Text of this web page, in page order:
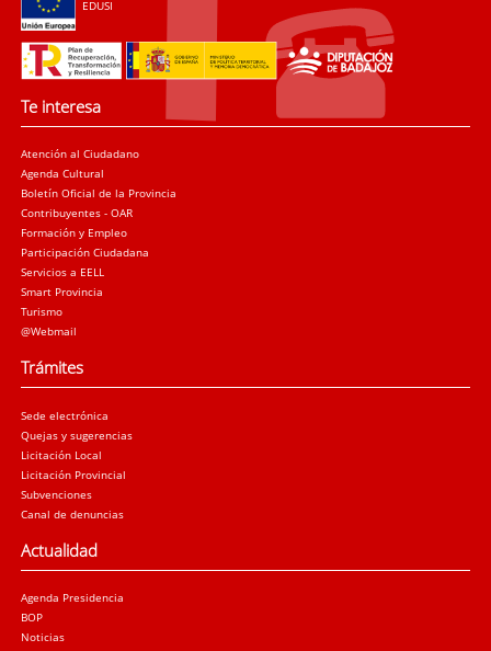
EDUSI
Te interesa
Atención al Ciudadano
Agenda Cultural
Boletín Oficial de la Provincia
Contribuyentes - OAR
Formación y Empleo
Participación Ciudadana
Servicios a EELL
Smart Provincia
Turismo
@Webmail
Trámites
Sede electrónica
Quejas y sugerencias
Licitación Local
Licitación Provincial
Subvenciones
Canal de denuncias
Actualidad
Agenda Presidencia
BOP
Noticias